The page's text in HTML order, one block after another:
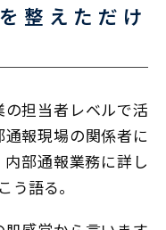
整えただけ
担当者レベルで活
報現場の関係者に
部通報業務に詳し
う語る。